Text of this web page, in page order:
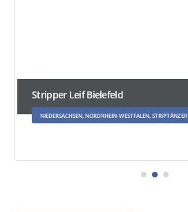
Stripper Leif Bielefeld
NIEDERSACHSEN, NORDRHEIN-WESTFALEN, STRIPTÄNZER